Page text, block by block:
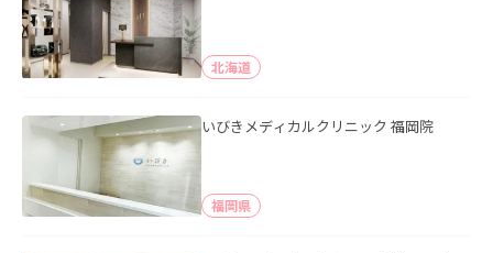
北海道
いびきメディカルクリニック 福岡院
福岡県